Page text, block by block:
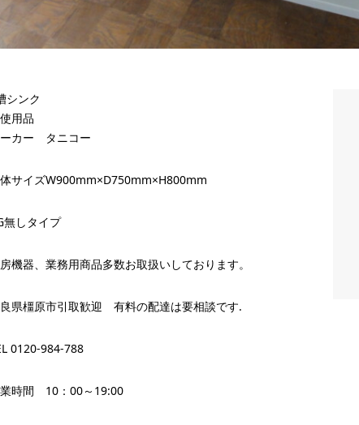
シンク
用品
ーカー タニコー
サイズW900mm×D750mm×H800mm
無しタイプ
機器、業務用商品多数お取扱いしております。
県橿原市引取歓迎 有料の配達は要相談です.
0120-984-788
時間 10：00～19:00